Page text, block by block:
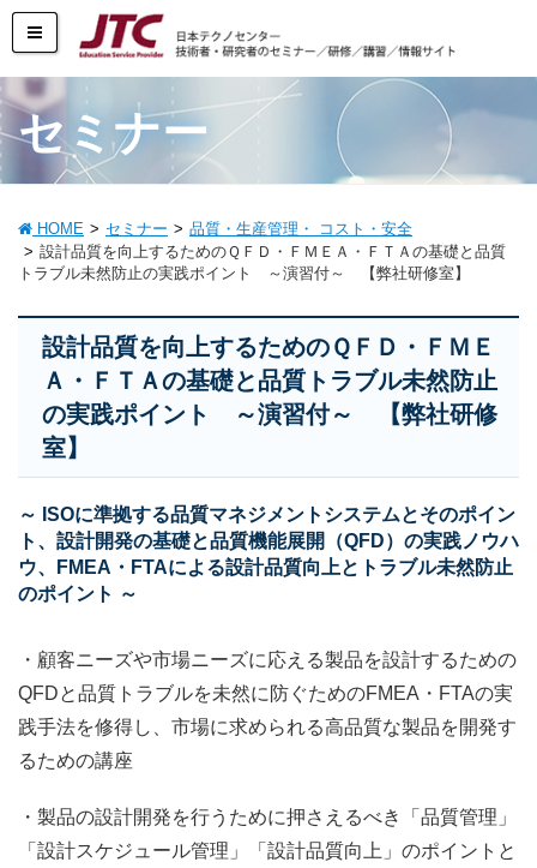
セミナー
HOME セミナー
品質・生産管理・ コスト・安全
設計品質を向上するためのＱＦＤ・ＦＭＥＡ・ＦＴＡの基礎と品質
トラブル未然防止の実践ポイント ～演習付～ 【弊社研修室】
設計品質を向上するためのＱＦＤ・ＦＭＥ
Ａ・ＦＴＡの基礎と品質トラブル未然防止
の実践ポイント ～演習付～ 【弊社研修
室】
～ ISOに準拠する品質マネジメントシステムとそのポイン
ト、設計開発の基礎と品質機能展開（QFD）の実践ノウハ
ウ、FMEA・FTAによる設計品質向上とトラブル未然防止
のポイント ～
・顧客ニーズや市場ニーズに応える製品を設計するための
QFDと品質トラブルを未然に防ぐためのFMEA・FTAの実
践手法を修得し、市場に求められる高品質な製品を開発す
るための講座
・製品の設計開発を行うために押さえるべき「品質管理」
「設計スケジュール管理」「設計品質向上」のポイントと